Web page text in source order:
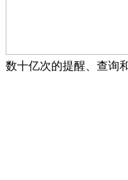
数十亿次的提醒、查询